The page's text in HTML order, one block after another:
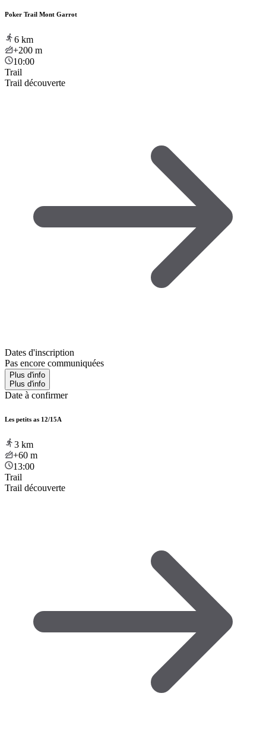
Poker Trail Mont Garrot
6 km
+200 m
10:00
Trail
Trail découverte
Dates d'inscription
Pas encore communiquées
Plus d'info
Plus d'info
Date à confirmer
Les petits as 12/15A
3 km
+60 m
13:00
Trail
Trail découverte